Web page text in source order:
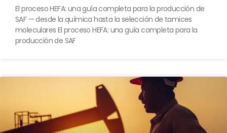
El proceso HEFA: una guía completa para la producción de
SAF — desde la química hasta la selección de tamices
moleculares El proceso HEFA: una guía completa para la
producción de SAF